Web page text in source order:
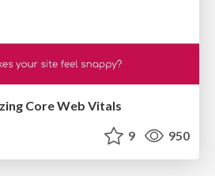
Core Web Vitals
9 950